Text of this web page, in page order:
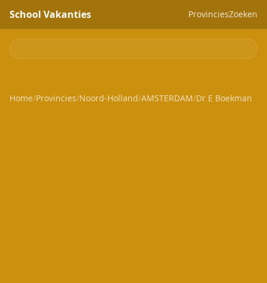
School Vakanties ProvinciesZoeken
Home/Provincies/Noord-Holland/AMSTERDAM/Dr E Boekman